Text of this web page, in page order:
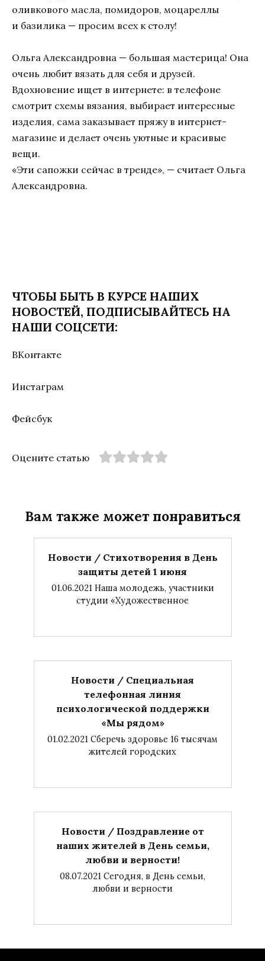
оливкового масла, помидоров, моцареллы
и базилика — просим всех к столу!
Ольга Александровна — большая мастерица! Она
очень любит вязать для себя и друзей.
Вдохновение ищет в интернете: в телефоне
смотрит схемы вязания, выбирает интересные
изделия, сама заказывает пряжу в интернет-
магазине и делает очень уютные и красивые
вещи.
«Эти сапожки сейчас в тренде», — считает Ольга
Александровна.
ЧТОБЫ БЫТЬ В КУРСЕ НАШИХ
НОВОСТЕЙ, ПОДПИСЫВАЙТЕСЬ НА
НАШИ СОЦСЕТИ:
ВКонтакте
Инстаграм
Фейсбук
Оцените статью
Вам также может понравиться
Новости / Стихотворения в День
защиты детей 1 июня
01.06.2021 Наша молодежь, участники
студии «Художественное
Новости / Специальная
телефонная линия
психологической поддержки
«Мы рядом»
01.02.2021 Сберечь здоровье 16 тысячам
жителей городских
Новости / Поздравление от
наших жителей в День семьи,
любви и верности!
08.07.2021 Сегодня, в День семьи,
любви и верности